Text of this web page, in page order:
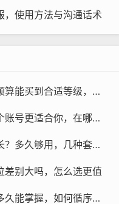
等费用，同时还要承
，使用方法与沟通话术
便宜纸飞机账号购买推荐：多少预算能买到合适等级，怎么判断
便宜纸飞机账号购买怎么选？哪个账号更适合你，在哪下单
便宜纸飞机账号购买怎么选择时长？多久够用，几种套餐怎么比
差别大吗，怎么选更值
便宜纸飞机账号购买学习：新手多久能掌握，如何循序渐进